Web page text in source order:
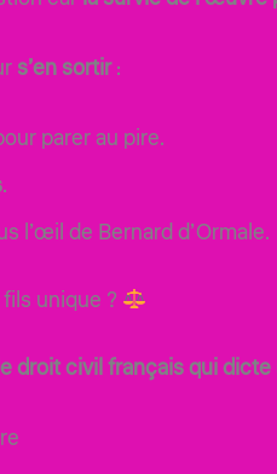
s’en sortir:
parer au pire.
.
l’œil de Bernard d’Ormale.
unique ?
droit civil français qui dicte